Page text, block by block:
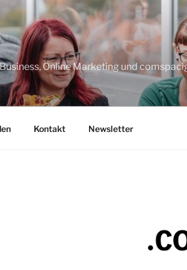
Online Marketing und
Kontakt Newsletter